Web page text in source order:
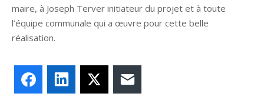
maire, à Joseph Terver initiateur du projet et à toute
l’équipe communale qui a œuvre pour cette belle
réalisation.
FacebookLinkedIn